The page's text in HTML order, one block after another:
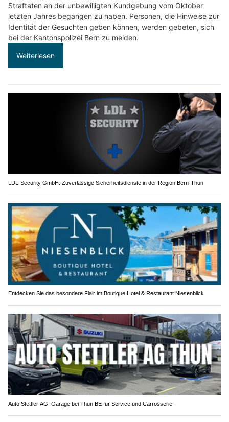
Straftaten an der unbewilligten Kundgebung vom Oktober
letzten Jahres begangen zu haben. Personen, die Hinweise zur
Identität der Gesuchten geben können, werden gebeten, sich
bei der Kantonspolizei Bern zu melden.
Weiterlesen
LDL-Security GmbH: Zuverlässige Sicherheitsdienste in der Region Bern-Thun
Entdecken Sie das besondere Flair im Boutique Hotel & Restaurant Niesenblick
Auto Stettler AG: Garage bei Thun BE für Service und Carrosserie